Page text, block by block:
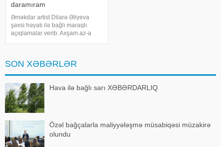
daramıram
Əməkdar artist Dilarə Əliyeva
şəxsi həyatı ilə bağlı maraqlı
açıqlamalar verib. Axşam.az-a
O, sürücü ilə hərəkə
SON XƏBƏRLƏR
Hava ilə bağlı sarı XƏBƏRDARLIQ
Özəl bağçalarla maliyyələşmə müsabiqəsi müzakirə
olundu